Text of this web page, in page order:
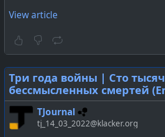
View article
Три года войны | Сто тысяч
бессмысленных смертей
TJournal
tj_14_03_2022@klacker.org